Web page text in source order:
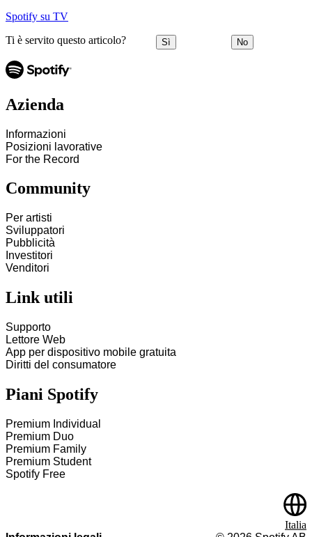
Spotify su TV
Ti è servito questo articolo? Sì No
Azienda
Informazioni
Posizioni lavorative
For the Record
Community
Per artisti
Sviluppatori
Pubblicità
Investitori
Venditori
Link utili
Supporto
Lettore Web
App per dispositivo mobile gratuita
Diritti del consumatore
Piani Spotify
Premium Individual
Premium Duo
Premium Family
Premium Student
Spotify Free
Italia